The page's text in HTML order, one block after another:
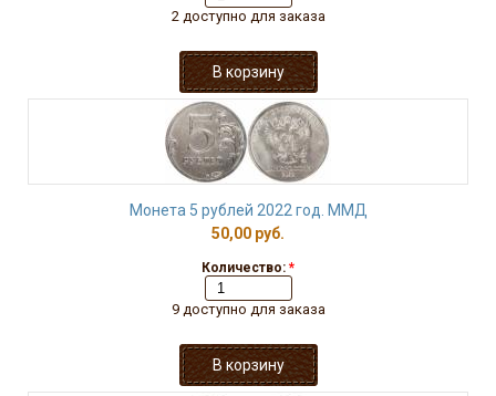
2 доступно для заказа
Монета 5 рублей 2022 год. ММД
50,00 руб.
Количество: *
9 доступно для заказа